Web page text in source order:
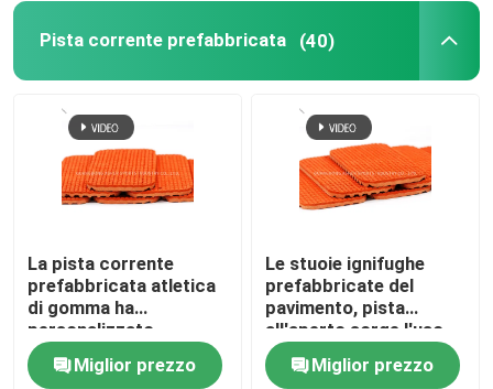
Pista corrente prefabbricata (40)
La pista corrente
prefabbricata atletica
di gomma ha
personalizzato
ignifugo
Miglior prezzo
Le stuoie ignifughe
prefabbricate del
pavimento, pista
all'aperto sorge l'uso
della pista
Miglior prezzo